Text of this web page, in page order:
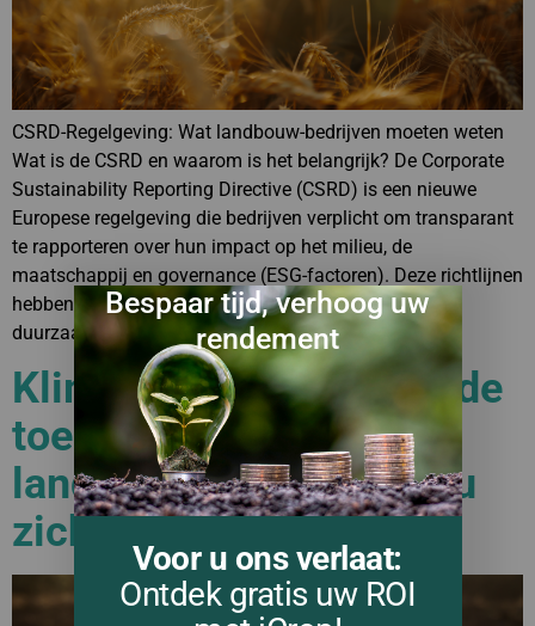
CSRD-Regelgeving: Wat landbouw-bedrijven moeten weten
Wat is de CSRD en waarom is het belangrijk? De Corporate
Sustainability Reporting Directive (CSRD) is een nieuwe
Europese regelgeving die bedrijven verplicht om transparant
te rapporteren over hun impact op het milieu, de
maatschappij en governance (ESG-factoren). Deze richtlijnen
hebben ook impact op de landbouwsector, waar
duurzaamheid een steeds […]
Klimaatverandering en de
toekomst van de
landbouw: Hoe bereidt u
zich voor?
Bespaar tijd, verhoog uw
rendement
Voor u ons verlaat:
Ontdek gratis uw ROI